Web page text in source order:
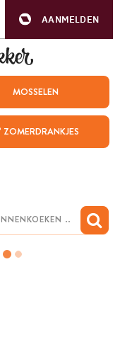
AANMELDEN
MOSSELEN
ZOMERDRANKJES